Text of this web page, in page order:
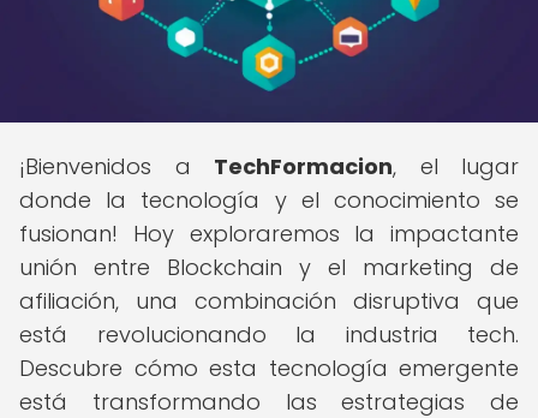
¡Bienvenidos a TechFormacion, el lugar
donde la tecnología y el conocimiento se
fusionan! Hoy exploraremos la impactante
unión entre Blockchain y el marketing de
afiliación, una combinación disruptiva que
está revolucionando la industria tech.
Descubre cómo esta tecnología emergente
está transformando las estrategias de